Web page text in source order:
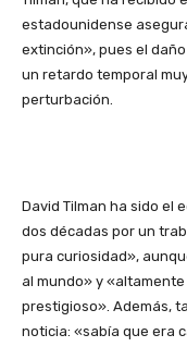
estadounidense
extinción», pues el
un retardo temporal
perturbación.
David Tilman ha sido el
dos décadas por un
pura curiosidad»,
al mundo» y
prestigioso». Además,
noticia: «sabía que era